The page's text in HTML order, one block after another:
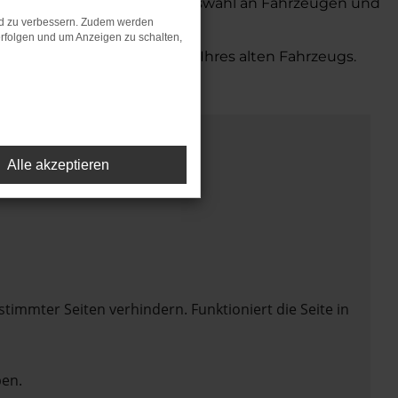
Inzahlungnahme Ihres alten Fahrzeugs.
Seiten verhindern. Funktioniert die Seite in
zu verbessern. Zudem werden
und um Anzeigen zu schalten,
Alle akzeptieren